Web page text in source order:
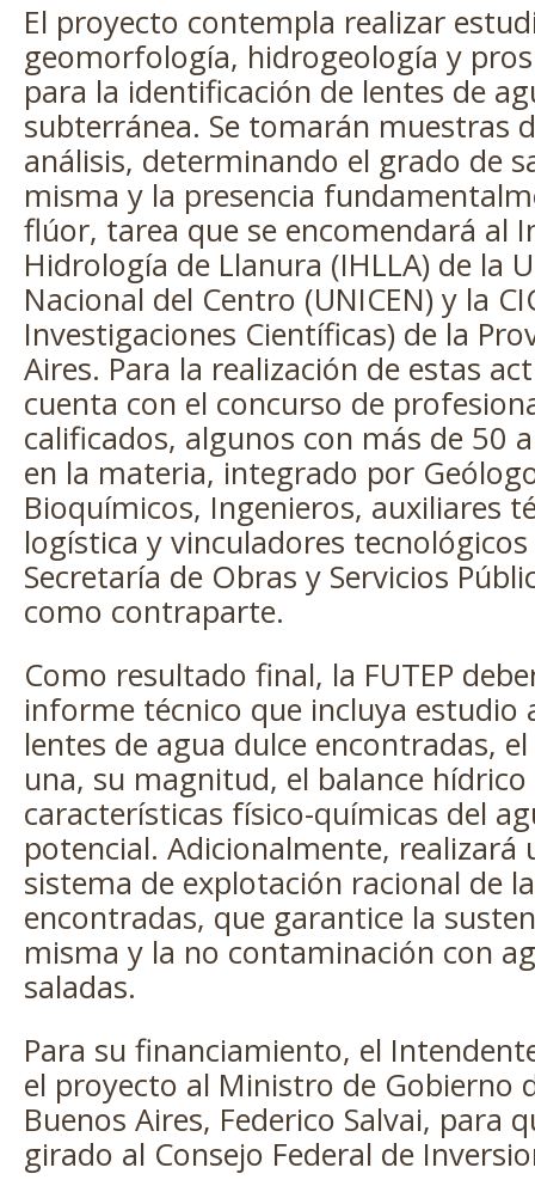
El proyecto contempla realizar
geomorfología, hidrogeología y
para la identificación de lentes de
subterránea. Se tomarán muestras
análisis, determinando el grado de
misma y la presencia
flúor, tarea que se encomendará al
Hidrología de Llanura (IHLLA) de la
Nacional del Centro (UNICEN) y la
Investigaciones Científicas) de la
Aires. Para la realización de estas
cuenta con el concurso de
calificados, algunos con más de 50
en la materia, integrado por
Bioquímicos, Ingenieros, auxiliares
logística y vinculadores
Secretaría de Obras y Servicios
como contraparte.
Como resultado final, la FUTEP
informe técnico que incluya estudio
lentes de agua dulce encontradas,
una, su magnitud, el balance
características físico-químicas del
potencial. Adicionalmente, realizará
sistema de explotación racional de
encontradas, que garantice la
misma y la no contaminación con
saladas.
Para su financiamiento, el
el proyecto al Ministro de Gobierno
Buenos Aires, Federico Salvai, para
girado al Consejo Federal de